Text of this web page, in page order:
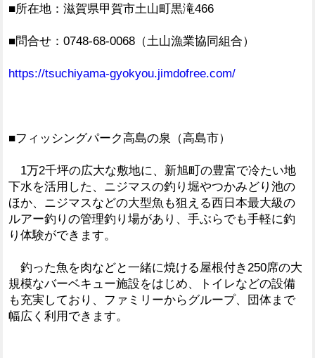
■所在地：滋賀県甲賀市土山町黒滝466
■問合せ：0748-68-0068（土山漁業協同組合）
https://tsuchiyama-gyokyou.jimdofree.com/
■フィッシングパーク高島の泉（高島市）
1万2千坪の広大な敷地に、新旭町の豊富で冷たい地
下水を活用した、ニジマスの釣り堀やつかみどり池の
ほか、ニジマスなどの大型魚も狙える西日本最大級の
ルアー釣りの管理釣り場があり、手ぶらでも手軽に釣
り体験ができます。
釣った魚を肉などと一緒に焼ける屋根付き250席の大
規模なバーベキュー施設をはじめ、トイレなどの設備
も充実しており、ファミリーからグループ、団体まで
幅広く利用できます。